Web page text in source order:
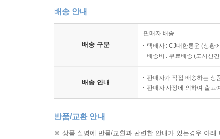
배송 안내
배송 구분
판매자 배송
택배사 : CJ대한통운 (상황
배송비 : 무료배송 (도서산
배송 안내
판매자가 직접 배송하는 상
판매자 사정에 의하여 출고
반품/교환 안내
※ 상품 설명에 반품/교환과 관련한 안내가 있는경우 아